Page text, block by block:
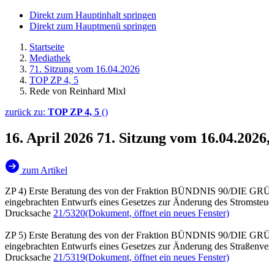
Direkt zum Hauptinhalt springen
Direkt zum Hauptmenü springen
Startseite
Mediathek
71. Sitzung vom 16.04.2026
TOP ZP 4, 5
Rede von Reinhard Mixl
zurück zu: TOP ZP 4, 5 ()
16. April 2026 71. Sitzung vom
zum Artikel
ZP 4) Erste Beratung des von der Fraktion BÜNDNIS 90/DIE
eingebrachten Entwurfs eines Gesetzes zur Änderung des
Drucksache 21/5320(Dokument, öffnet ein neues Fenster)
ZP 5) Erste Beratung des von der Fraktion BÜNDNIS 90/DIE
eingebrachten Entwurfs eines Gesetzes zur Änderung des
Drucksache 21/5319(Dokument, öffnet ein neues Fenster)